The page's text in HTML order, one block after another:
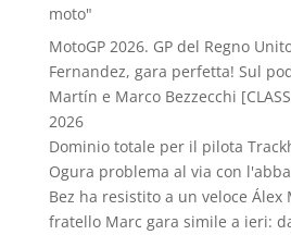
moto"
MotoGP 2026. GP del Regno
Fernandez, gara perfetta! Sul
Martín e Marco Bezzecchi
2026
Dominio totale per il pilota
Ogura problema al via con
Bez ha resistito a un veloce Álex
fratello Marc gara simile a ieri: